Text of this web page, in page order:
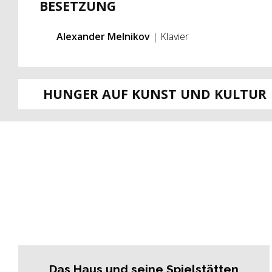
BESETZUNG
Alexander Melnikov| Klavier
HUNGER AUF KUNST UND KULTUR
Das Haus und seine Spielstätten